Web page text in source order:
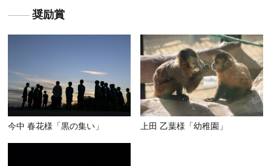
奨励賞
今中 春花様「黒の集い」 上田 乙葉様「幼稚園」